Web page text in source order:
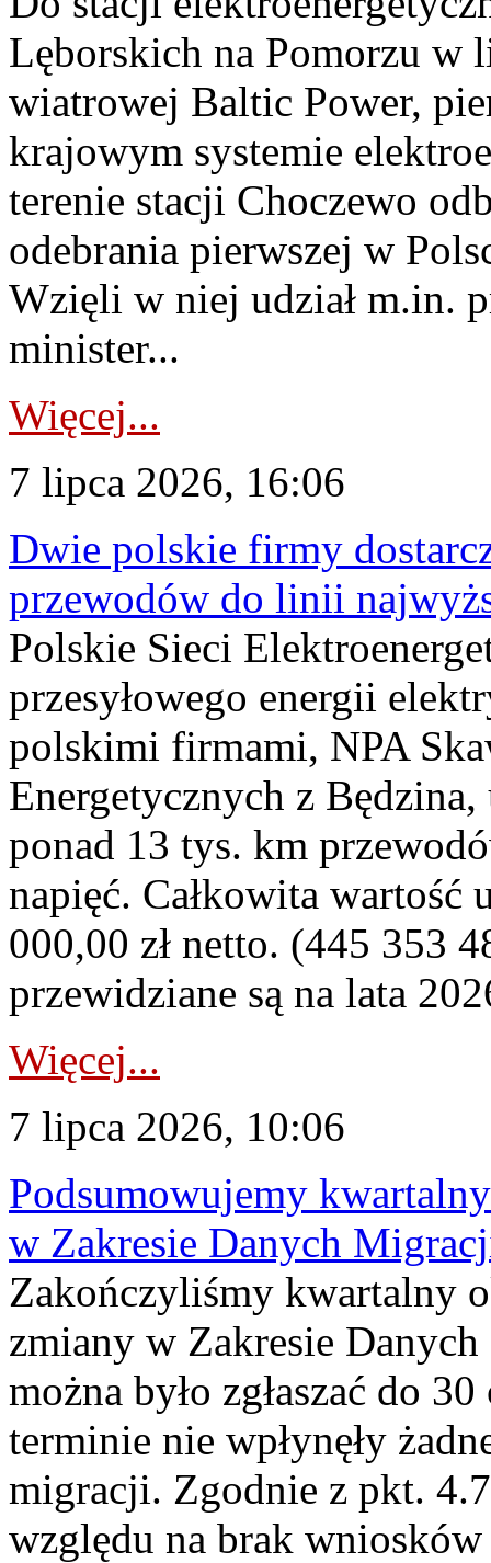
Lęborskich na Pomorzu w
wiatrowej Baltic Power,
krajowym systemie
terenie stacji Choczewo
odebrania pierwszej w
Wzięli w niej udział m.in.
minister...
Więcej...
7 lipca 2026, 16:06
Dwie polskie firmy
przewodów do linii
Polskie Sieci
przesyłowego energii
polskimi firmami, NPA
Energetycznych z
ponad 13 tys. km
napięć. Całkowita
000,00 zł netto. (445 353
przewidziane są na lata
Więcej...
7 lipca 2026, 10:06
Podsumowujemy
w Zakresie Danych
Zakończyliśmy kwartalny
zmiany w Zakresie
można było zgłaszać do
terminie nie wpłynęły
migracji. Zgodnie z pkt.
względu na brak